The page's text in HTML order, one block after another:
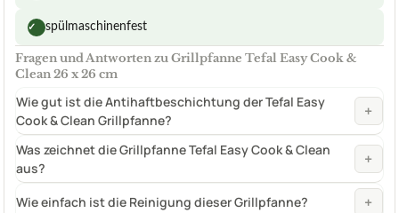
✓ spülmaschinenfest
Fragen und Antworten zu Grillpfanne Tefal Easy Cook &
Clean 26 x 26 cm
Wie gut ist die Antihaftbeschichtung der Tefal Easy
Cook & Clean Grillpfanne?
+
Was zeichnet die Grillpfanne Tefal Easy Cook & Clean
aus?
+
Wie einfach ist die Reinigung dieser Grillpfanne? +